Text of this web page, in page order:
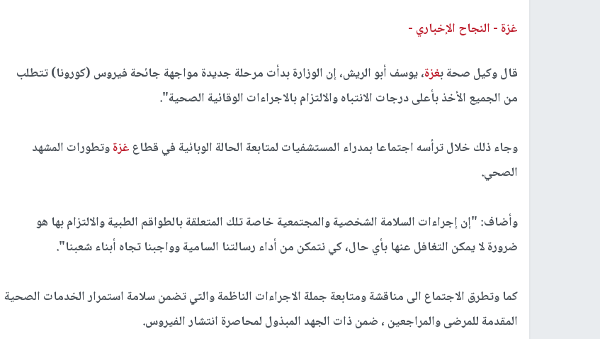
غزة - النجاح الإخباري -
قال وكيل صحة بغزة، يوسف أبو الريش، إن الوزارة بدأت مرحلة جديدة مواجهة جائحة فيروس (كورونا) تتطلب
من الجميع الأخذ بأعلى درجات الانتباه والالتزام بالاجراءات الوقائية الصحية".
وجاء ذلك خلال ترأسه اجتماعا بمدراء المستشفيات لمتابعة الحالة الوبائية في قطاع غزةوتطورات المشهد
الصحي.
وأضاف: "إن إجراءات السلامة الشخصية والمجتمعية خاصة تلك المتعلقة بالطواقم الطبية والالتزام بها هو
ضرورة لا يمكن التغافل عنها بأي حال، كي نتمكن من أداء رسالتنا السامية وواجبنا تجاه أبناء شعبنا".
كما وتطرق الاجتماع الى مناقشة ومتابعة جملة الاجراءات الناظمة والتي تضمن سلامة استمرار الخدمات الصحية
المقدمة للمرضى والمراجعين ، ضمن ذات الجهد المبذول لمحاصرة انتشار الفيروس.